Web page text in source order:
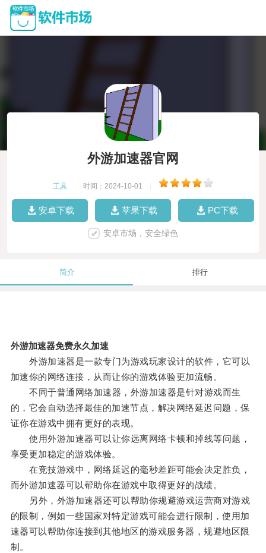
外游加速器官网
工具 时间：2024-10-01
安卓下载 苹果下载 PC下载
安卓市场，安全绿色
简介 排行
外游加速器免费永久加速
外游加速器是一款专门为游戏玩家设计的软件，它可以
加速你的网络连接，从而让你的游戏体验更加流畅。
不同于普通网络加速器，外游加速器是针对游戏而生
的，它会自动选择最佳的加速节点，解决网络延迟问题，保
证你在游戏中拥有更好的表现。
使用外游加速器可以让你远离网络卡顿和掉线等问题，
享受更加稳定的游戏体验。
在竞技游戏中，网络延迟的毫秒差距可能会决定胜负，
而外游加速器可以帮助你在游戏中取得更好的战绩。
另外，外游加速器还可以帮助你规避游戏运营商对游戏
的限制，例如一些国家对特定游戏可能会进行限制，使用加
速器可以帮助你连接到其他地区的游戏服务器，规避地区限
制。